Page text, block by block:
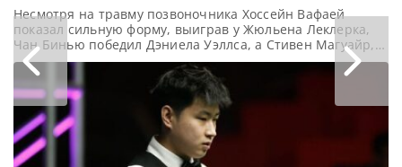
Несмотря на травму позвоночника Хоссейн Вафаей
показал сильную форму, выиграв у Жюльена Леклерка,
Чан Бинью победил Дэниела Уэллса, а Стивен Магуайр,
Юлиан Бойко, Луис Хиткоут и Бен Уолластон также
забронировали себе место в четвертом раунде на
турнире Saudi Arabia Masters 2025 в Джидде, сообщает
WST В своем первом матче сезона Хоссейн Вафаей
одержал победу над